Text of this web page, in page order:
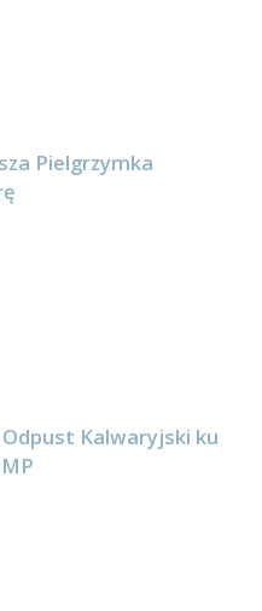
Pielgrzymka
Kalwaryjski ku